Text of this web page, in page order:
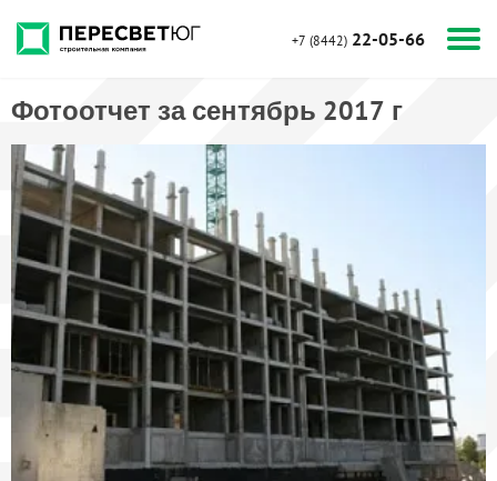
+7 (8442) 22-05-66
Фотоотчет за сентябрь 2017 г